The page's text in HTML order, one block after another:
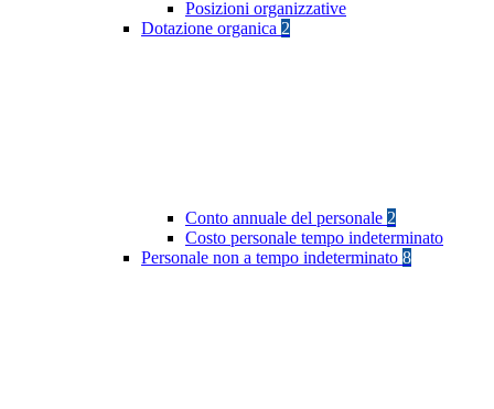
Posizioni organizzative
Dotazione organica 2
Conto annuale del personale 2
Costo personale tempo indeterminato
Personale non a tempo indeterminato 8